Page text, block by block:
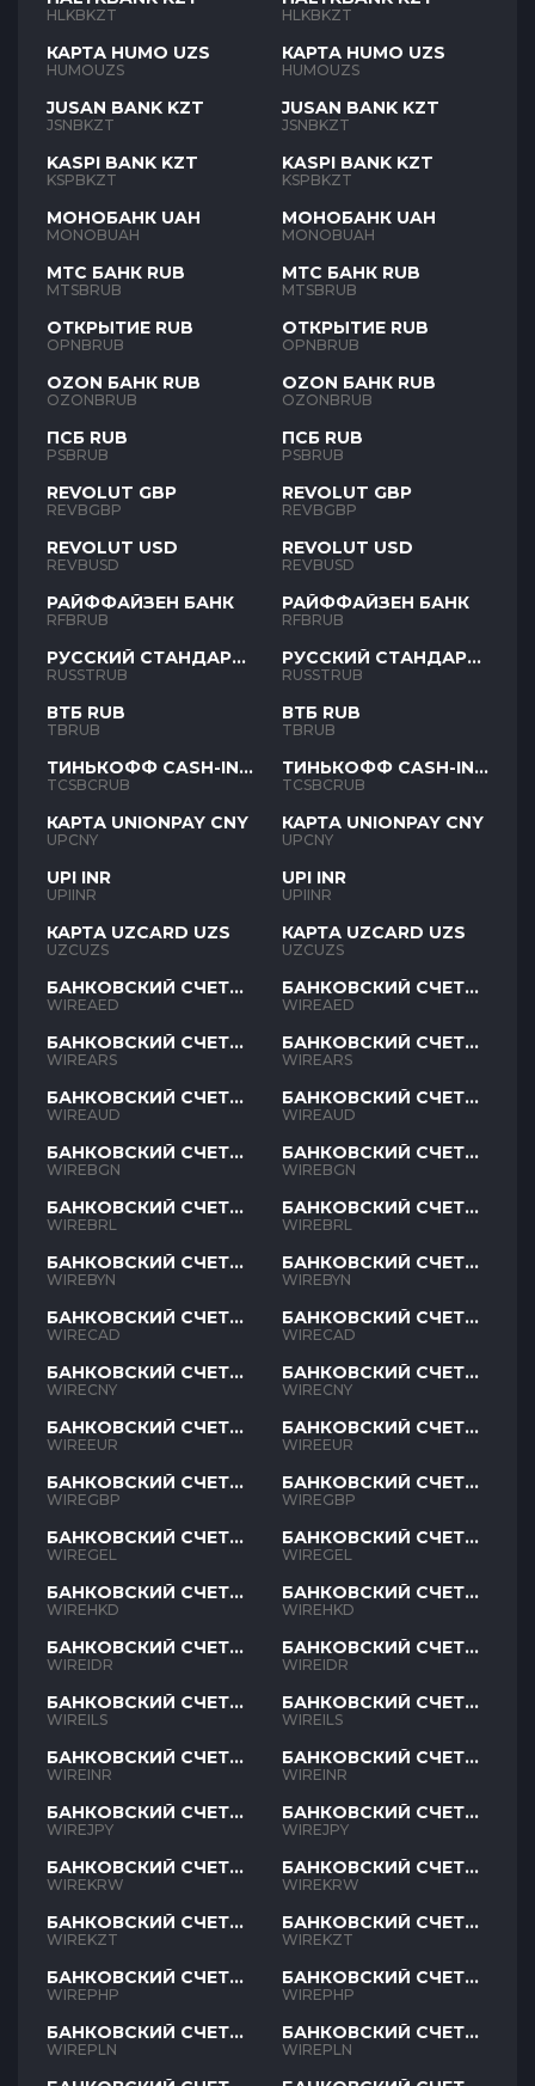
HLKBKZT
КАРТА HUMO UZS
HUMOUZS
JUSAN BANK KZT
JSNBKZT
KASPI BANK KZT
KSPBKZT
МОНОБАНК UAH
MONOBUAH
МТС БАНК RUB
MTSBRUB
ОТКРЫТИЕ RUB
OPNBRUB
OZON БАНК RUB
OZONBRUB
ПСБ RUB
PSBRUB
REVOLUT GBP
REVBGBP
REVOLUT USD
REVBUSD
РАЙФФАЙЗЕН БАНК
RFBRUB
РУССКИЙ СТАНДАРТ
RUB
RUSSTRUB
ВТБ RUB
TBRUB
ТИНЬКОФФ CASH-IN
RUB
TCSBCRUB
КАРТА UNIONPAY CNY
UPCNY
UPI INR
UPIINR
КАРТА UZCARD UZS
UZCUZS
БАНКОВСКИЙ СЧЕТ
AED
WIREAED
БАНКОВСКИЙ СЧЕТ
ARS
WIREARS
БАНКОВСКИЙ СЧЕТ
AUD
WIREAUD
БАНКОВСКИЙ СЧЕТ
BGN
WIREBGN
БАНКОВСКИЙ СЧЕТ
BRL
WIREBRL
БАНКОВСКИЙ СЧЕТ
BYN
WIREBYN
БАНКОВСКИЙ СЧЕТ
CAD
WIRECAD
БАНКОВСКИЙ СЧЕТ
CNY
WIRECNY
БАНКОВСКИЙ СЧЕТ
EUR
WIREEUR
БАНКОВСКИЙ СЧЕТ
GBP
WIREGBP
БАНКОВСКИЙ СЧЕТ
GEL
WIREGEL
БАНКОВСКИЙ СЧЕТ
HKD
WIREHKD
БАНКОВСКИЙ СЧЕТ
IDR
WIREIDR
БАНКОВСКИЙ СЧЕТ
ILS
WIREILS
БАНКОВСКИЙ СЧЕТ
INR
WIREINR
БАНКОВСКИЙ СЧЕТ
JPY
WIREJPY
БАНКОВСКИЙ СЧЕТ
KRW
WIREKRW
БАНКОВСКИЙ СЧЕТ
KZT
WIREKZT
БАНКОВСКИЙ СЧЕТ
PHP
WIREPHP
БАНКОВСКИЙ СЧЕТ
PLN
WIREPLN
HLKBKZT
КАРТА HUMO UZS
HUMOUZS
JUSAN BANK KZT
JSNBKZT
KASPI BANK KZT
KSPBKZT
МОНОБАНК UAH
MONOBUAH
МТС БАНК RUB
MTSBRUB
ОТКРЫТИЕ RUB
OPNBRUB
OZON БАНК RUB
OZONBRUB
ПСБ RUB
PSBRUB
REVOLUT GBP
REVBGBP
REVOLUT USD
REVBUSD
РАЙФФАЙЗЕН БАНК
RFBRUB
РУССКИЙ СТАНДАРТ
RUB
RUSSTRUB
ВТБ RUB
TBRUB
ТИНЬКОФФ CASH-IN
RUB
TCSBCRUB
КАРТА UNIONPAY CNY
UPCNY
UPI INR
UPIINR
КАРТА UZCARD UZS
UZCUZS
БАНКОВСКИЙ СЧЕТ
AED
WIREAED
БАНКОВСКИЙ СЧЕТ
ARS
WIREARS
БАНКОВСКИЙ СЧЕТ
AUD
WIREAUD
БАНКОВСКИЙ СЧЕТ
BGN
WIREBGN
БАНКОВСКИЙ СЧЕТ
BRL
WIREBRL
БАНКОВСКИЙ СЧЕТ
BYN
WIREBYN
БАНКОВСКИЙ СЧЕТ
CAD
WIRECAD
БАНКОВСКИЙ СЧЕТ
CNY
WIRECNY
БАНКОВСКИЙ СЧЕТ
EUR
WIREEUR
БАНКОВСКИЙ СЧЕТ
GBP
WIREGBP
БАНКОВСКИЙ СЧЕТ
GEL
WIREGEL
БАНКОВСКИЙ СЧЕТ
HKD
WIREHKD
БАНКОВСКИЙ СЧЕТ
IDR
WIREIDR
БАНКОВСКИЙ СЧЕТ
ILS
WIREILS
БАНКОВСКИЙ СЧЕТ
INR
WIREINR
БАНКОВСКИЙ СЧЕТ
JPY
WIREJPY
БАНКОВСКИЙ СЧЕТ
KRW
WIREKRW
БАНКОВСКИЙ СЧЕТ
KZT
WIREKZT
БАНКОВСКИЙ СЧЕТ
PHP
WIREPHP
БАНКОВСКИЙ СЧЕТ
PLN
WIREPLN